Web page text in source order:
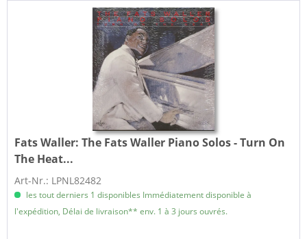
Fats Waller:The Fats Waller Piano Solos - Turn On
The Heat...
Art-Nr.: LPNL82482
les tout derniers 1 disponibles Immédiatement disponible à
l'expédition, Délai de livraison** env. 1 à 3 jours ouvrés.